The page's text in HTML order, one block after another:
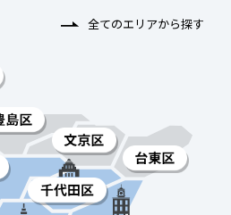
全てのエリアから探す